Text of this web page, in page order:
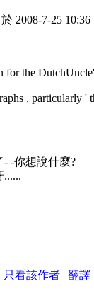
於 2008-7-25 10:36
for the
, particularly '
-你想說什麼?
只看該作者 | 翻譯